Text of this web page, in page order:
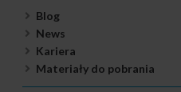
Blog
News
Kariera
Materiały do pobrania